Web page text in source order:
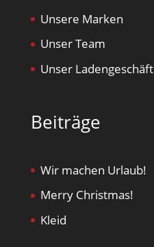
Unsere Marken
Unser Team
Unser Ladengeschäft
Beiträge
Wir machen Urlaub!
Merry Christmas!
Kleid